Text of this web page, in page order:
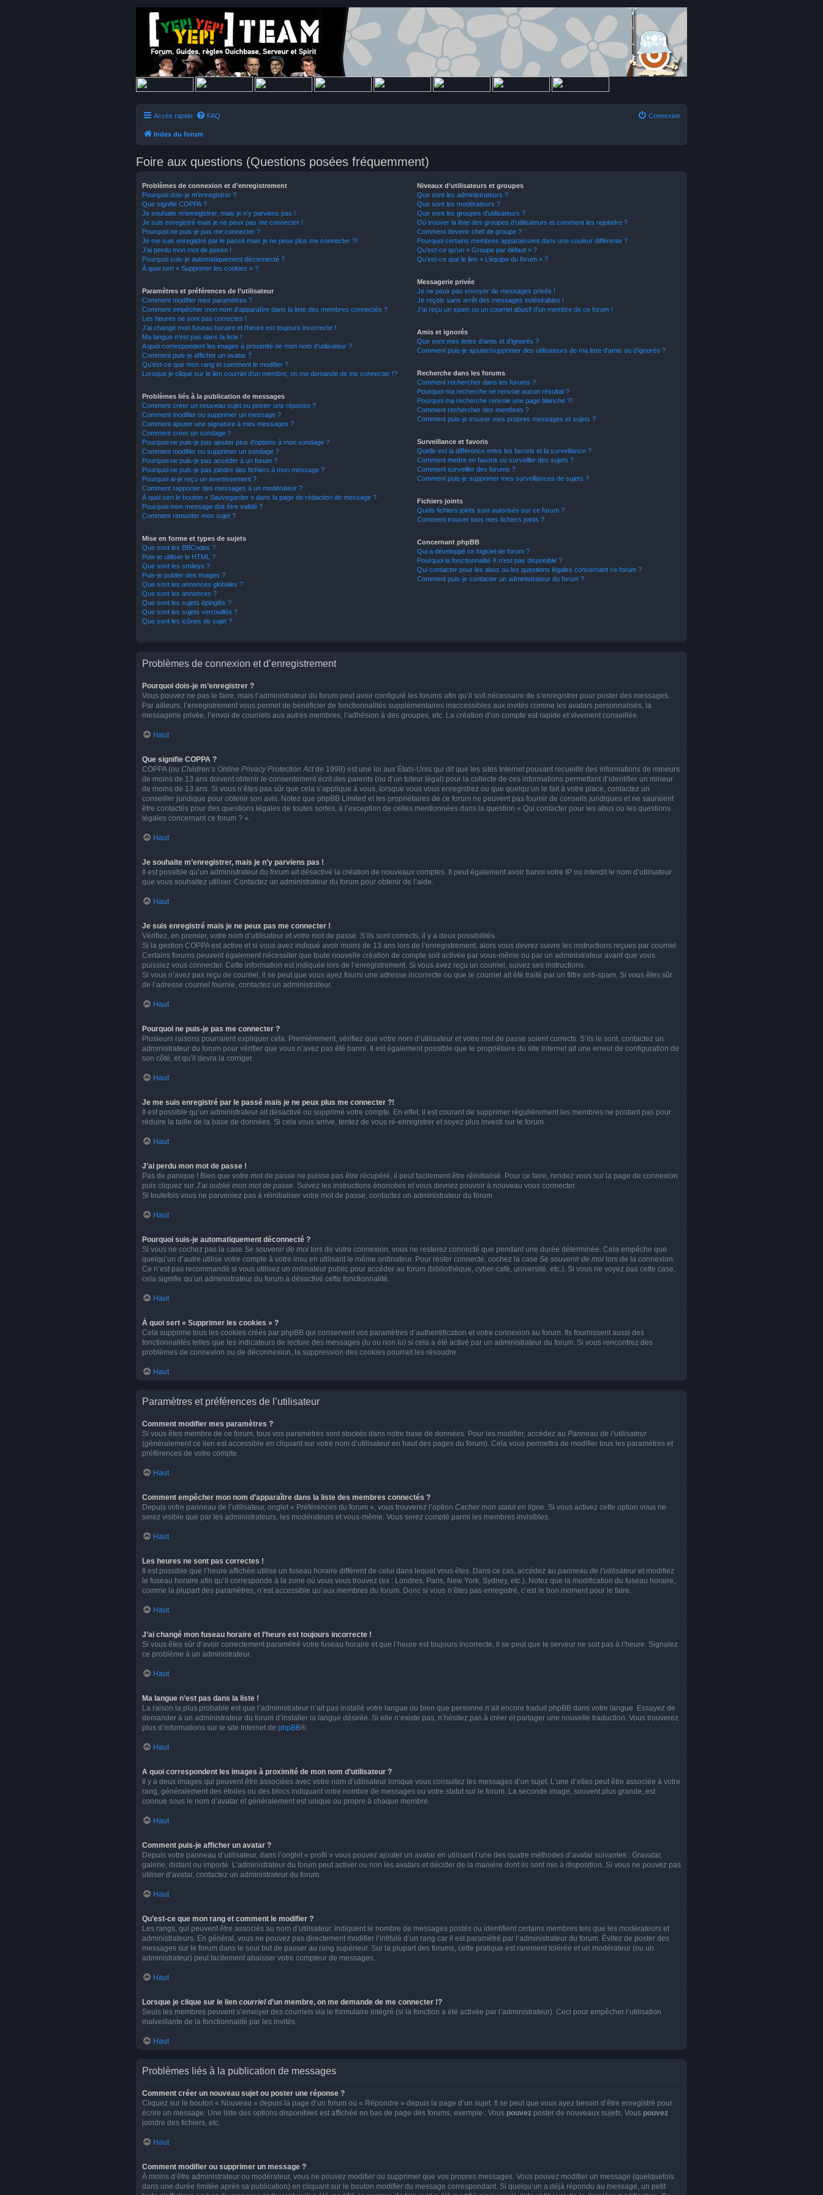
Accès rapide FAQ Connexion
Index du forum
Foire aux questions (Questions posées fréquemment)
Problèmes de connexion et d’enregistrement
Pourquoi dois-je m’enregistrer ?
Que signifie COPPA ?
Je souhaite m’enregistrer, mais je n’y parviens pas !
Je suis enregistré mais je ne peux pas me connecter !
Pourquoi ne puis-je pas me connecter ?
Je me suis enregistré par le passé mais je ne peux plus me connecter ?!
J’ai perdu mon mot de passe !
Pourquoi suis-je automatiquement déconnecté ?
À quoi sert « Supprimer les cookies » ?
Paramètres et préférences de l’utilisateur
Comment modifier mes paramètres ?
Comment empêcher mon nom d’apparaître dans la liste des membres connectés ?
Les heures ne sont pas correctes !
J’ai changé mon fuseau horaire et l’heure est toujours incorrecte !
Ma langue n’est pas dans la liste !
A quoi correspondent les images à proximité de mon nom d’utilisateur ?
Comment puis-je afficher un avatar ?
Qu’est-ce que mon rang et comment le modifier ?
Lorsque je clique sur le lien courrield’un membre, on me demande de me connecter !?
Problèmes liés à la publication de messages
Comment créer un nouveau sujet ou poster une réponse ?
Comment modifier ou supprimer un message ?
Comment ajouter une signature à mes messages ?
Comment créer un sondage ?
Pourquoi ne puis-je pas ajouter plus d’options à mon sondage ?
Comment modifier ou supprimer un sondage ?
Pourquoi ne puis-je pas accéder à un forum ?
Pourquoi ne puis-je pas joindre des fichiers à mon message ?
Pourquoi ai-je reçu un avertissement ?
Comment rapporter des messages à un modérateur ?
À quoi sert le bouton « Sauvegarder » dans la page de rédaction de message ?
Pourquoi mon message doit être validé ?
Comment remonter mon sujet ?
Mise en forme et types de sujets
Que sont les BBCodes ?
Puis-je utiliser le HTML ?
Que sont les smileys ?
Puis-je publier des images ?
Que sont les annonces globales ?
Que sont les annonces ?
Que sont les sujets épinglés ?
Que sont les sujets verrouillés ?
Que sont les icônes de sujet ?
Niveaux d’utilisateurs et groupes
Que sont les administrateurs ?
Que sont les modérateurs ?
Que sont les groupes d’utilisateurs ?
Où trouver la liste des groupes d’utilisateurs et comment les rejoindre ?
Comment devenir chef de groupe ?
Pourquoi certains membres apparaissent dans une couleur différente ?
Qu’est-ce qu’un « Groupe par défaut » ?
Qu’est-ce que le lien « L’équipe du forum » ?
Messagerie privée
Je ne peux pas envoyer de messages privés !
Je reçois sans arrêt des messages indésirables !
J’ai reçu un spam ou un courriel abusif d’un membre de ce forum !
Amis et ignorés
Que sont mes listes d’amis et d’ignorés ?
Comment puis-je ajouter/supprimer des utilisateurs de ma liste d’amis ou d’ignorés ?
Recherche dans les forums
Comment rechercher dans les forums ?
Pourquoi ma recherche ne renvoie aucun résultat ?
Pourquoi ma recherche renvoie une page blanche ?!
Comment rechercher des membres ?
Comment puis-je trouver mes propres messages et sujets ?
Surveillance et favoris
Quelle est la différence entre les favoris et la surveillance ?
Comment mettre en favoris ou surveiller des sujets ?
Comment surveiller des forums ?
Comment puis-je supprimer mes surveillances de sujets ?
Fichiers joints
Quels fichiers joints sont autorisés sur ce forum ?
Comment trouver tous mes fichiers joints ?
Concernant phpBB
Qui a développé ce logiciel de forum ?
Pourquoi la fonctionnalité X n’est pas disponible ?
Qui contacter pour les abus ou les questions légales concernant ce forum ?
Comment puis-je contacter un administrateur du forum ?
Problèmes de connexion et d’enregistrement
Pourquoi dois-je m’enregistrer ?
Vous pouvez ne pas le faire, mais l’administrateur du forum peut avoir configuré les forums afin qu’il soit nécessaire de s’enregistrer pour poster des messages.
Par ailleurs, l’enregistrement vous permet de bénéficier de fonctionnalités supplémentaires inaccessibles aux invités comme les avatars personnalisés, la
messagerie privée, l’envoi de courriels aux autres membres, l’adhésion à des groupes, etc. La création d’un compte est rapide et vivement conseillée.
Haut
Que signifie COPPA ?
COPPA (ou Children’s Online Privacy Protection Actde 1998) est une loi aux États-Unis qui dit que les sites Internet pouvant recueillir des informations de mineurs
de moins de 13 ans doivent obtenir le consentement écrit des parents (ou d’un tuteur légal) pour la collecte de ces informations permettant d’identifier un mineur
de moins de 13 ans. Si vous n’êtes pas sûr que cela s’applique à vous, lorsque vous vous enregistrez ou que quelqu’un le fait à votre place, contactez un
conseiller juridique pour obtenir son avis. Notez que phpBB Limited et les propriétaires de ce forum ne peuvent pas fournir de conseils juridiques et ne sauraient
être contactés pour des questions légales de toutes sortes, à l’exception de celles mentionnées dans la question « Qui contacter pour les abus ou les questions
légales concernant ce forum ? ».
Haut
Je souhaite m’enregistrer, mais je n’y parviens pas !
Il est possible qu’un administrateur du forum ait désactivé la création de nouveaux comptes. Il peut également avoir banni votre IP ou interdit le nom d’utilisateur
que vous souhaitez utiliser. Contactez un administrateur du forum pour obtenir de l’aide.
Haut
Je suis enregistré mais je ne peux pas me connecter !
Vérifiez, en premier, votre nom d’utilisateur et votre mot de passe. S’ils sont corrects, il y a deux possibilités :
Si la gestion COPPA est active et si vous avez indiqué avoir moins de 13 ans lors de l’enregistrement, alors vous devrez suivre les instructions reçues par courriel.
Certains forums peuvent également nécessiter que toute nouvelle création de compte soit activée par vous-même ou par un administrateur avant que vous
puissiez vous connecter. Cette information est indiquée lors de l’enregistrement. Si vous avez reçu un courriel, suivez ses instructions.
Si vous n’avez pas reçu de courriel, il se peut que vous ayez fourni une adresse incorrecte ou que le courriel ait été traité par un filtre anti-spam. Si vous êtes sûr
de l’adresse courriel fournie, contactez un administrateur.
Haut
Pourquoi ne puis-je pas me connecter ?
Plusieurs raisons pourraient expliquer cela. Premièrement, vérifiez que votre nom d’utilisateur et votre mot de passe soient corrects. S’ils le sont, contactez un
administrateur du forum pour vérifier que vous n’avez pas été banni. Il est également possible que le propriétaire du site Internet ait une erreur de configuration de
son côté, et qu’il devra la corriger.
Haut
Je me suis enregistré par le passé mais je ne peux plus me connecter ?!
Il est possible qu’un administrateur ait désactivé ou supprimé votre compte. En effet, il est courant de supprimer régulièrement les membres ne postant pas pour
réduire la taille de la base de données. Si cela vous arrive, tentez de vous ré-enregistrer et soyez plus investi sur le forum.
Haut
J’ai perdu mon mot de passe !
Pas de panique ! Bien que votre mot de passe ne puisse pas être récupéré, il peut facilement être réinitialisé. Pour ce faire, rendez vous sur la page de connexion
puis cliquez sur J’ai oublié mon mot de passe. Suivez les instructions énoncées et vous devriez pouvoir à nouveau vous connecter.
Si toutefois vous ne parveniez pas à réinitialiser votre mot de passe, contactez un administrateur du forum.
Haut
Pourquoi suis-je automatiquement déconnecté ?
Si vous ne cochez pas la case Se souvenir de moi lors de votre connexion, vous ne resterez connecté que pendant une durée déterminée. Cela empêche que
quelqu’un d’autre utilise votre compte à votre insu en utilisant le même ordinateur. Pour rester connecté, cochez la case Se souvenir de moi lors de la connexion.
Ce n’est pas recommandé si vous utilisez un ordinateur public pour accéder au forum (bibliothèque, cyber-café, université, etc.). Si vous ne voyez pas cette case,
cela signifie qu’un administrateur du forum a désactivé cette fonctionnalité.
Haut
À quoi sert « Supprimer les cookies » ?
Cela supprime tous les cookies créés par phpBB qui conservent vos paramètres d’authentification et votre connexion au forum. Ils fournissent aussi des
fonctionnalités telles que les indicateurs de lecture des messages (lu ou non lu) si cela a été activé par un administrateur du forum. Si vous rencontrez des
problèmes de connexion ou de déconnexion, la suppression des cookies pourrait les résoudre.
Haut
Paramètres et préférences de l’utilisateur
Comment modifier mes paramètres ?
Si vous êtes membre de ce forum, tous vos paramètres sont stockés dans notre base de données. Pour les modifier, accédez au Panneau de l’utilisateur
(généralement ce lien est accessible en cliquant sur votre nom d’utilisateur en haut des pages du forum). Cela vous permettra de modifier tous les paramètres et
préférences de votre compte.
Haut
Comment empêcher mon nom d’apparaître dans la liste des membres connectés ?
Depuis votre panneau de l’utilisateur, onglet « Préférences du forum », vous trouverez l’option Cacher mon statut en ligne. Si vous activez cette option vous ne
serez visible que par les administrateurs, les modérateurs et vous-même. Vous serez compté parmi les membres invisibles.
Haut
Les heures ne sont pas correctes !
Il est possible que l’heure affichée utilise un fuseau horaire différent de celui dans lequel vous êtes. Dans ce cas, accédez au panneau de l’utilisateuret modifiez
le fuseau horaire afin qu’il corresponde à la zone où vous vous trouvez (ex : Londres, Paris, New York, Sydney, etc.). Notez que la modification du fuseau horaire,
comme la plupart des paramètres, n’est accessible qu’aux membres du forum. Donc si vous n’êtes pas enregistré, c’est le bon moment pour le faire.
Haut
J’ai changé mon fuseau horaire et l’heure est toujours incorrecte !
Si vous êtes sûr d’avoir correctement paramétré votre fuseau horaire et que l’heure est toujours incorrecte, il se peut que le serveur ne soit pas à l’heure. Signalez
ce problème à un administrateur.
Haut
Ma langue n’est pas dans la liste !
La raison la plus probable est que l’administrateur n’ait pas installé votre langue ou bien que personne n’ait encore traduit phpBB dans votre langue. Essayez de
demander à un administrateur du forum d’installer la langue désirée. Si elle n’existe pas, n’hésitez pas à créer et partager une nouvelle traduction. Vous trouverez
plus d’informations sur le site Internet de phpBB®.
Haut
A quoi correspondent les images à proximité de mon nom d’utilisateur ?
Il y a deux images qui peuvent être associées avec votre nom d’utilisateur lorsque vous consultez les messages d’un sujet. L’une d’elles peut être associée à votre
rang, généralement des étoiles ou des blocs indiquant votre nombre de messages ou votre statut sur le forum. La seconde image, souvent plus grande, est
connue sous le nom d’avatar et généralement est unique ou propre à chaque membre.
Haut
Comment puis-je afficher un avatar ?
Depuis votre panneau d’utilisateur, dans l’onglet « profil » vous pouvez ajouter un avatar en utilisant l’une des quatre méthodes d’avatar suivantes : Gravatar,
galerie, distant ou importé. L’administrateur du forum peut activer ou non les avatars et décider de la manière dont ils sont mis à disposition. Si vous ne pouvez pas
utiliser d’avatar, contactez un administrateur du forum.
Haut
Qu’est-ce que mon rang et comment le modifier ?
Les rangs, qui peuvent être associés au nom d’utilisateur, indiquent le nombre de messages postés ou identifient certains membres tels que les modérateurs et
administrateurs. En général, vous ne pouvez pas directement modifier l’intitulé d’un rang car il est paramétré par l’administrateur du forum. Évitez de poster des
messages sur le forum dans le seul but de passer au rang supérieur. Sur la plupart des forums, cette pratique est rarement tolérée et un modérateur (ou un
administrateur) peut facilement abaisser votre compteur de messages.
Haut
Lorsque je clique sur le lien courrield’un membre, on me demande de me connecter !?
Seuls les membres peuvent s’envoyer des courriels via le formulaire intégré (si la fonction a été activée par l’administrateur). Ceci pour empêcher l’utilisation
malveillante de la fonctionnalité par les invités.
Haut
Problèmes liés à la publication de messages
Comment créer un nouveau sujet ou poster une réponse ?
Cliquez sur le bouton « Nouveau » depuis la page d’un forum ou « Répondre » depuis la page d’un sujet. Il se peut que vous ayez besoin d’être enregistré pour
écrire un message. Une liste des options disponibles est affichée en bas de page des forums, exemple : Vous pouvez poster de nouveaux sujets, Vous pouvez
joindre des fichiers, etc.
Haut
Comment modifier ou supprimer un message ?
À moins d’être administrateur ou modérateur, vous ne pouvez modifier ou supprimer que vos propres messages. Vous pouvez modifier un message (quelquefois
dans une durée limitée après sa publication) en cliquant sur le bouton modifierdu message correspondant. Si quelqu’un a déjà répondu au message, un petit